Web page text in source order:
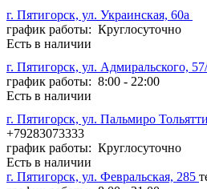
г. Пятигорск, ул. Украинская, 60а
график работы: Круглосуточно
Есть в наличии
г. Пятигорск, ул. Адмиральского,
график работы: 8:00 - 22:00
Есть в наличии
г. Пятигорск, ул. Пальмиро
+79283073333
график работы: Круглосуточно
Есть в наличии
г. Пятигорск, ул. Февральская, 285